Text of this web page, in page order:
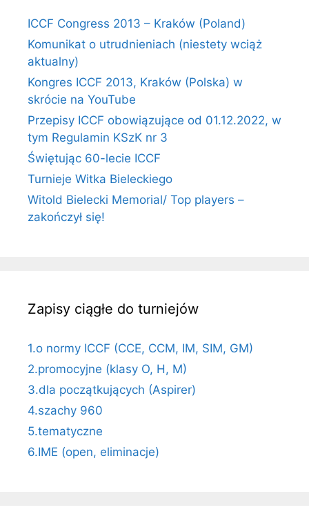
ICCF Congress 2013 – Kraków (Poland)
Komunikat o utrudnieniach (niestety wciąż
aktualny)
Kongres ICCF 2013, Kraków (Polska) w
skrócie na YouTube
Przepisy ICCF obowiązujące od 01.12.2022, w
tym Regulamin KSzK nr 3
Świętując 60-lecie ICCF
Turnieje Witka Bieleckiego
Witold Bielecki Memorial/ Top players –
zakończył się!
Zapisy ciągłe do turniejów
1.o normy ICCF (CCE, CCM, IM, SIM, GM)
2.promocyjne (klasy O, H, M)
3.dla początkujących (Aspirer)
4.szachy 960
5.tematyczne
6.IME (open, eliminacje)